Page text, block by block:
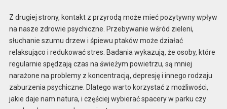
Z drugiej strony, kontakt z przyrodą może mieć pozytywny wpływ
na nasze zdrowie psychiczne. Przebywanie wśród zieleni,
słuchanie szumu drzew i śpiewu ptaków może działać
relaksująco i redukować stres. Badania wykazują, że osoby, które
regularnie spędzają czas na świeżym powietrzu, są mniej
narażone na problemy z koncentracją, depresję i innego rodzaju
zaburzenia psychiczne. Dlatego warto korzystać z możliwości,
jakie daje nam natura, i częściej wybierać spacery w parku czy